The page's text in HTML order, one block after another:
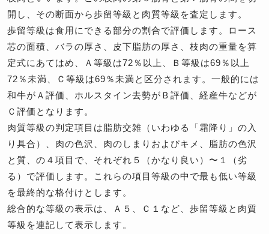
開し、その断面から歩留等級と肉質等級を査定します。
歩留等級は食用にできる部分の割合で評価します。ロース
芯の面積、バラの厚さ、皮下脂肪の厚さ、枝肉の重量を算
定式にあてはめ、Ａ等級は72％以上、Ｂ等級は69％以上
72％未満、Ｃ等級は69％未満と区分されます。一般的には
和牛がＡ評価、ホルスタイン去勢がＢ評価、経産牛などが
Ｃ評価となります。
肉質等級の判定項目は脂肪交雑（いわゆる「霜降り」の入
り具合）、肉の色沢、肉のしまりおよびキメ、脂肪の色沢
と質、の４項目で、それぞれ５（かなり良い）〜１（劣
る）で評価します。これらの項目等級の中で最も低い等級
を最終的な格付けとします。
総合的な等級の表示は、Ａ５、Ｃ１など、歩留等級と肉質
等級を連記して表示します。